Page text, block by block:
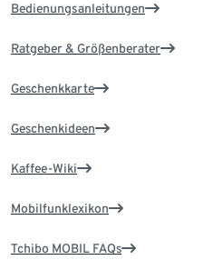
Bedienungsanleitungen
Ratgeber & Größenberater
Geschenkkarte
Geschenkideen
Kaffee-Wiki
Mobilfunklexikon
Tchibo MOBIL FAQs